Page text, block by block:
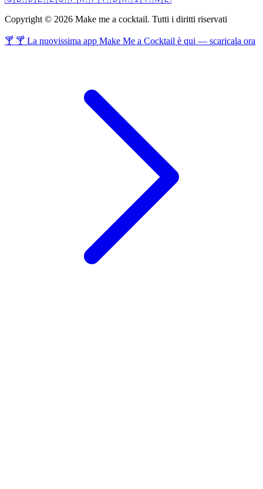
Copyright © 2026 Make me a cocktail. Tutti i diritti riservati
🍸 🍸 La nuovissima app Make Me a Cocktail è qui — scaricala ora